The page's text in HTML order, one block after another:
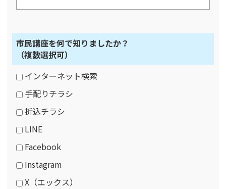
市民講座を何で知りましたか？
（複数選択可）
インターネット検索
手配りチラシ
折込チラシ
LINE
Facebook
Instagram
X（エックス）